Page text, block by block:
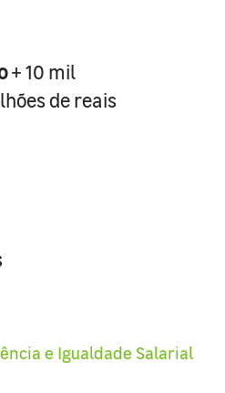
+ 10 mil
de reais
e Igualdade Salarial